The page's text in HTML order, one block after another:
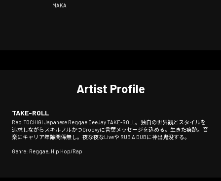
ROLL)
MAKA
Artist Profile
TAKE-ROLL
Rep.TOCHIGI Japanese Reggae DeeJay TAKE-ROLL。独自の世界観とスタイルを
追求しながらスキルフルかつGroovyに言葉メッセージを込める。生きた痕跡。音
楽にキャリア年齢関係無し。夜な夜なLiveや RUB A DUBに神出鬼没する。
Genre: Reggae, Hip Hop/Rap